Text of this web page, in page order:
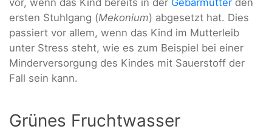
ersten Stuhlgang (Mekonium) abgesetzt hat. Dies
passiert vor allem, wenn das Kind im Mutterleib
unter Stress steht, wie es zum Beispiel bei einer
Minderversorgung des Kindes mit Sauerstoff der
Fall sein kann.
Grünes Fruchtwasser